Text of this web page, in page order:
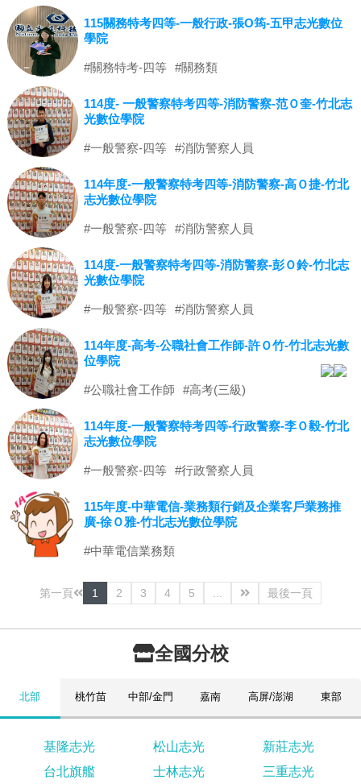
115關務特考四等-一般行政-張O筠-五甲志光數位
學院
#關務特考-四等 #關務類
114度- 一般警察特考四等-消防警察-范Ｏ奎-竹北志
光數位學院
#一般警察-四等 #消防警察人員
114年度-一般警察特考四等-消防警察-高Ｏ捷-竹北
志光數位學院
#一般警察-四等 #消防警察人員
114度-一般警察特考四等-消防警察-彭Ｏ鈴-竹北志
光數位學院
#一般警察-四等 #消防警察人員
114年度-高考-公職社會工作師-許Ｏ竹-竹北志光數
位學院
#公職社會工作師 #高考(三級)
114年度-一般警察特考四等-行政警察-李Ｏ毅-竹北
志光數位學院
#一般警察-四等 #行政警察人員
115年度-中華電信-業務類行銷及企業客戶業務推
廣-徐Ｏ雅-竹北志光數位學院
#中華電信業務類
第一頁 1 2 3 4 5 最後一頁
全國分校
北部 桃竹苗 中部/金門 嘉南 高屏/澎湖 東部
基隆志光 松山志光
新莊志光
台北旗艦
士林志光 三重志光